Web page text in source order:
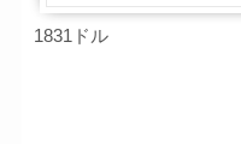
1831ドル